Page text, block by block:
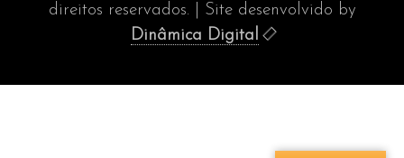
direitos reservados. | Site desenvolvido by
Dinâmica Digital